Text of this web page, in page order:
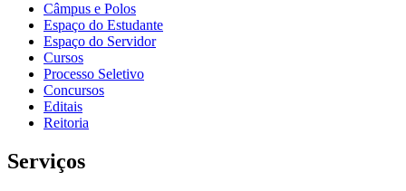
Câmpus e Polos
Espaço do Estudante
Espaço do Servidor
Cursos
Processo Seletivo
Concursos
Editais
Reitoria
Serviços